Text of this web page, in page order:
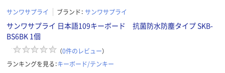
サンワサプライ ブランド： サンワサプライ
サンワサプライ 日本語109キーボード 抗菌防水防塵タイプ SKB-
BS6BK 1個
（0件のレビュー）
ランキングを見る：キーボード/テンキー